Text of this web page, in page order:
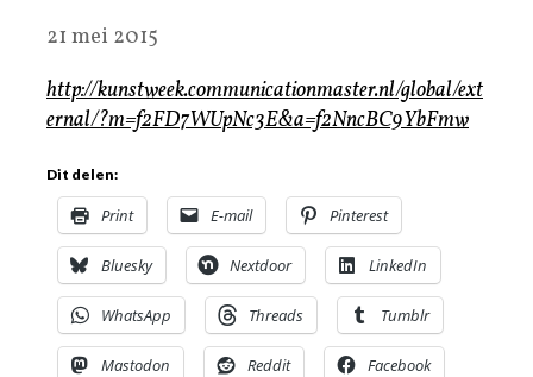
21 mei 2015
http://kunstweek.communicationmaster.nl/global/ext
ernal/?m=f2FD7WUpNc3E&a=f2NncBC9YbFmw
Dit delen:
Print E-mail Pinterest
Bluesky Nextdoor LinkedIn
WhatsApp Threads Tumblr
Mastodon Reddit Facebook